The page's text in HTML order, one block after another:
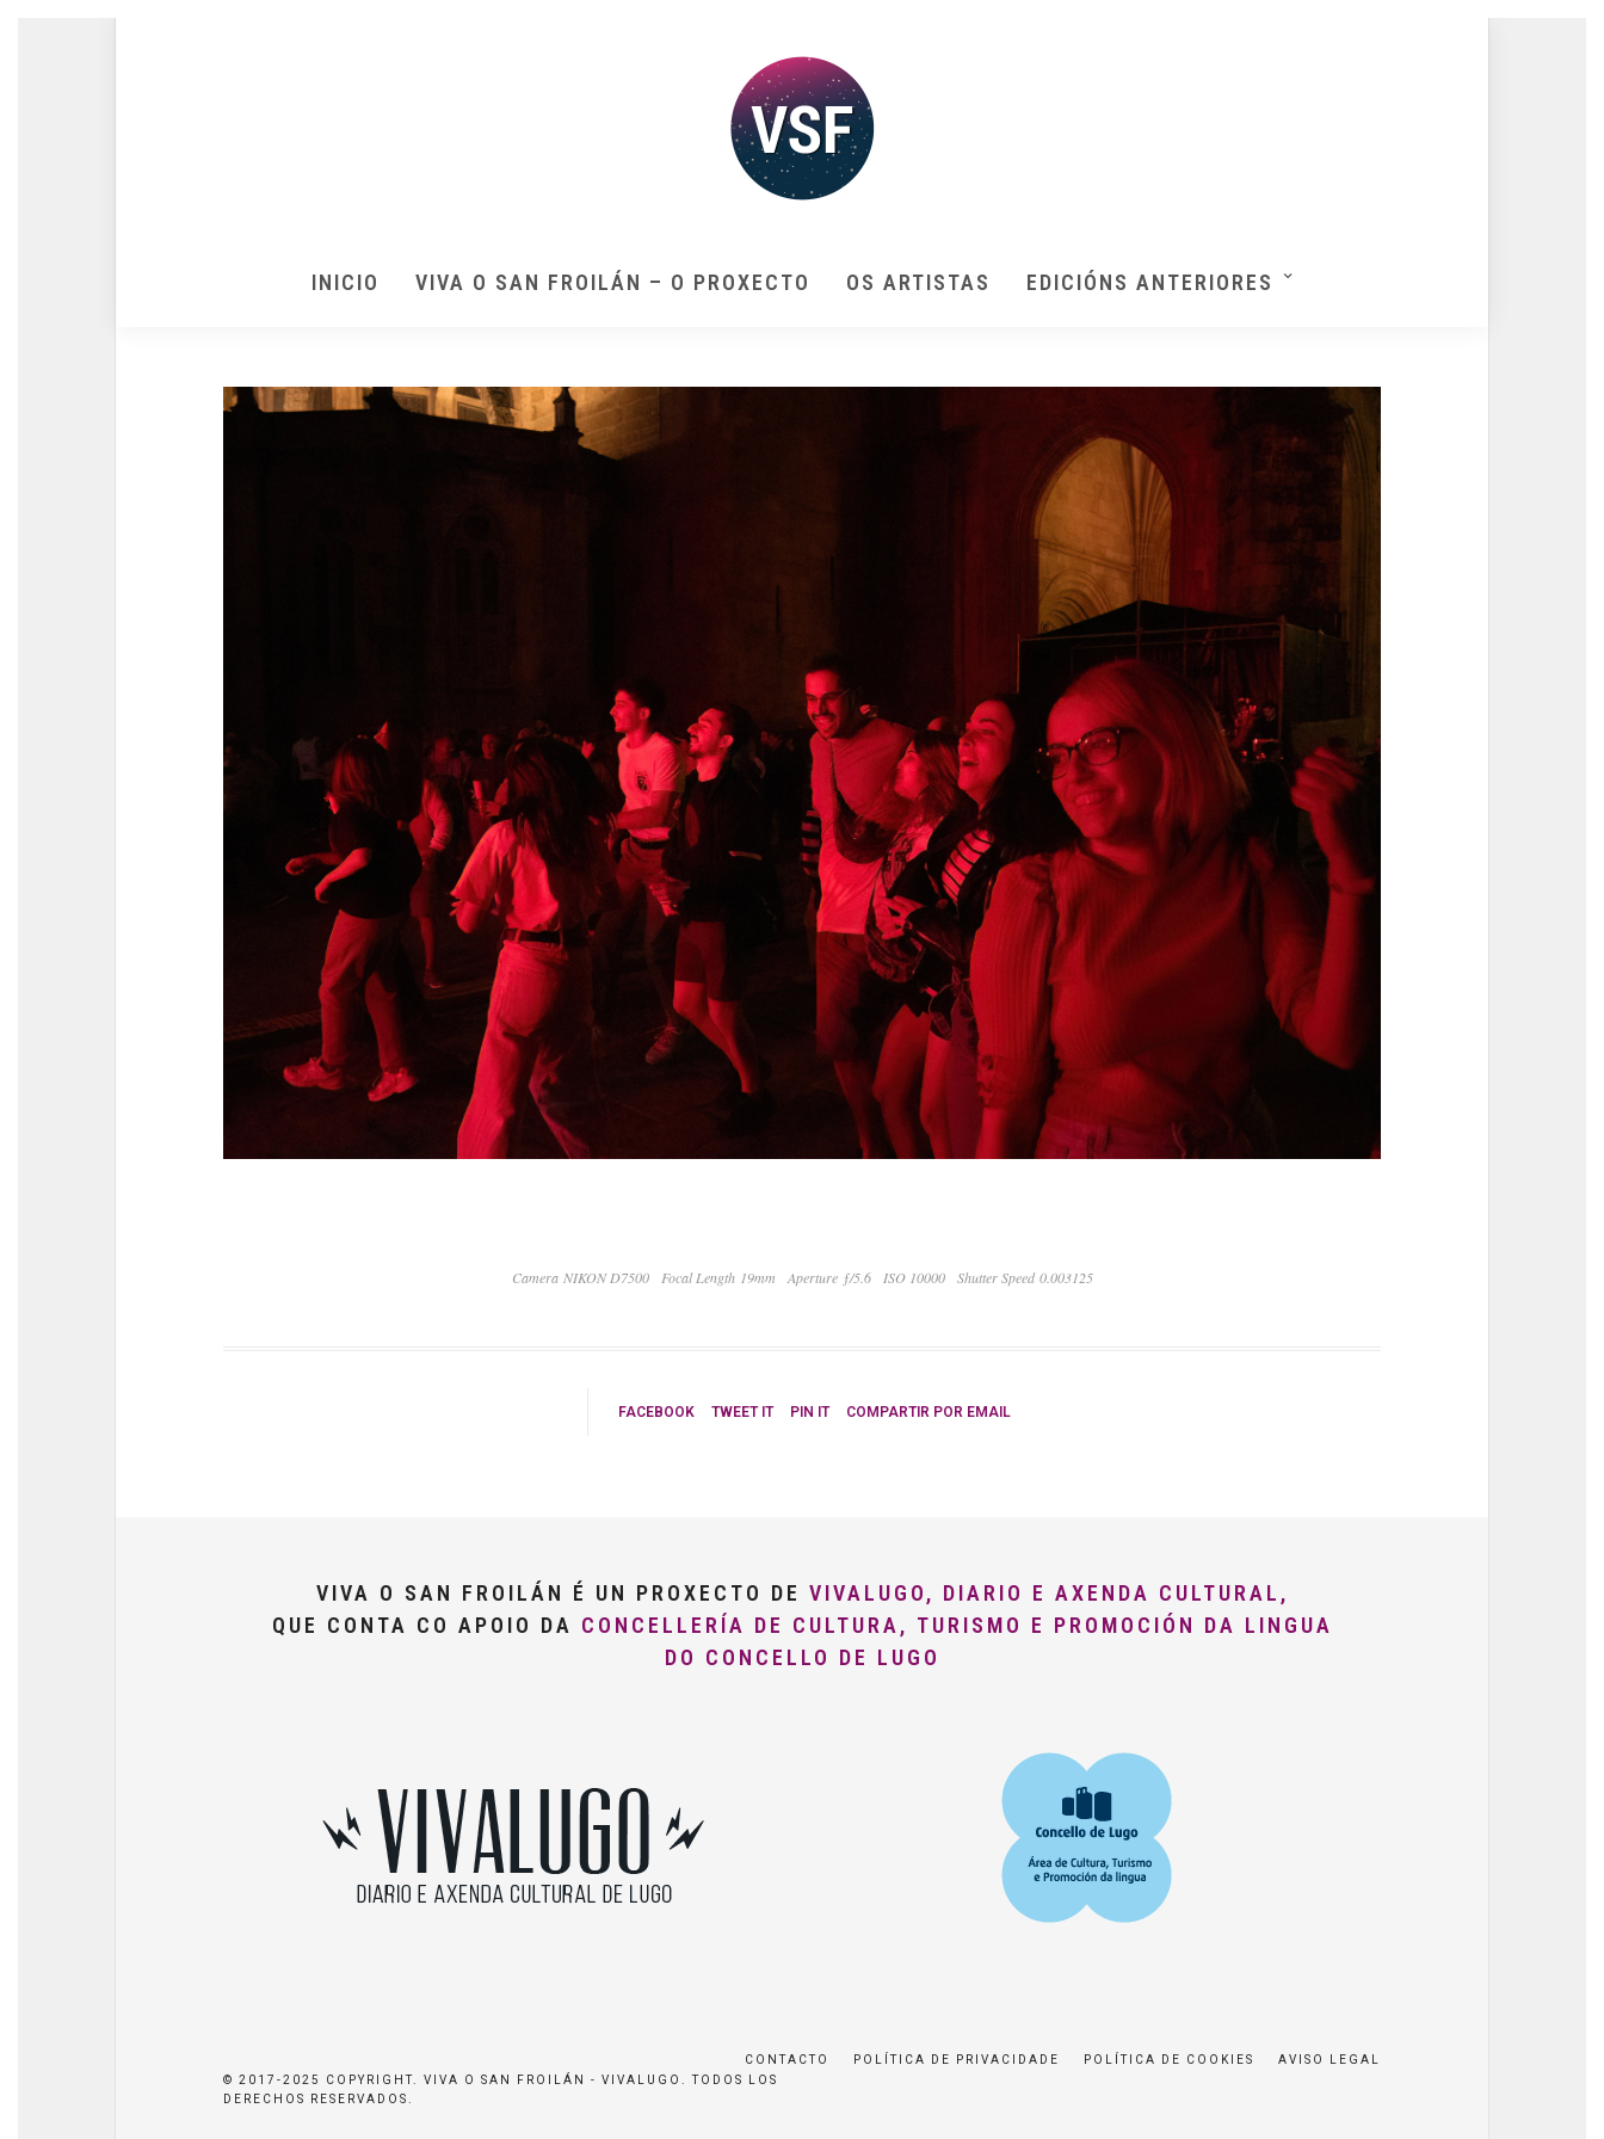
INICIO VIVA O SAN FROILÁN – O PROXECTO OS ARTISTAS EDICIÓNS ANTERIORES
Camera NIKON D7500 Focal Length 19mm Aperture ƒ/5.6 ISO 10000 Shutter Speed 0.003125
FACEBOOK TWEET IT PIN IT COMPARTIR POR EMAIL
VIVA O SAN FROILÁN É UN PROXECTO DE VIVALUGO, DIARIO E AXENDA CULTURAL,
QUE CONTA CO APOIO DA CONCELLERÍA DE CULTURA, TURISMO E PROMOCIÓN DA LINGUA
DO CONCELLO DE LUGO
CONTACTO POLÍTICA DE PRIVACIDADE POLÍTICA DE COOKIES
AVISO LEGAL
© 2017-2025 COPYRIGHT. VIVA O SAN FROILÁN - VIVALUGO. TODOS LOS
DERECHOS RESERVADOS.